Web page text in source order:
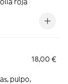
18,00 €
pulpo,